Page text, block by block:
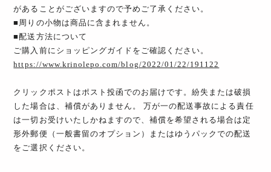
があることがございますので予めご了承ください。
■周りの小物は商品に含まれません。
■配送方法について
ご購入前にショッピングガイドをご確認ください。
https://www.krinolepo.com/blog/2022/01/22/191122
クリックポストはポスト投函でのお届けです。紛失または破損
した場合は、補償がありません。 万が一の配送事故による責任
は一切お受けいたしかねますので、補償を希望される場合は定
形外郵便（一般書留のオプション）またはゆうパックでの配送
をご選択ください。